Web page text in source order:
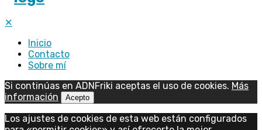
✕
Inicio
Contacto
Sobre mí
Si continúas en ADNFriki aceptas el uso de cookies. Más
información
Acepto
Los ajustes de cookies de esta web están configurados